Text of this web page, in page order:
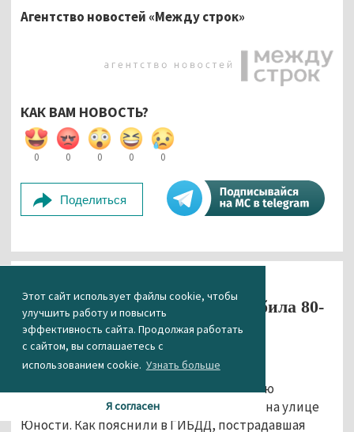
Этот сайт использует файлы cookie, чтобы
улучшить работу и повысить
эффективность сайта. Продолжая работать
с сайтом, вы соглашаетесь с
использованием cookie. Узнать больше
Я согласен
Агентство новостей «Между строк»
КАК ВАМ НОВОСТЬ?
0 0 0 0 0
Поделиться
В Нижнем Тагиле иномарка сбила 80-
летнюю пенсионерку
16.06.2017 16:14
В Нижнем Тагиле Honda сбила 80-летнюю
женщину. ДТП случилось сегодня в 11:40 на улице
Юности. Как пояснили в ГИБДД, пострадавшая